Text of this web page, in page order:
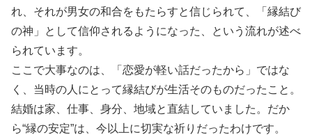
れ、それが男女の和合をもたらすと信じられて、「縁結び
の神」として信仰されるようになった、という流れが述べ
られています。
ここで大事なのは、「恋愛が軽い話だったから」ではな
く、当時の人にとって縁結びが生活そのものだったこと。
結婚は家、仕事、身分、地域と直結していました。だか
ら“縁の安定”は、今以上に切実な祈りだったわけです。